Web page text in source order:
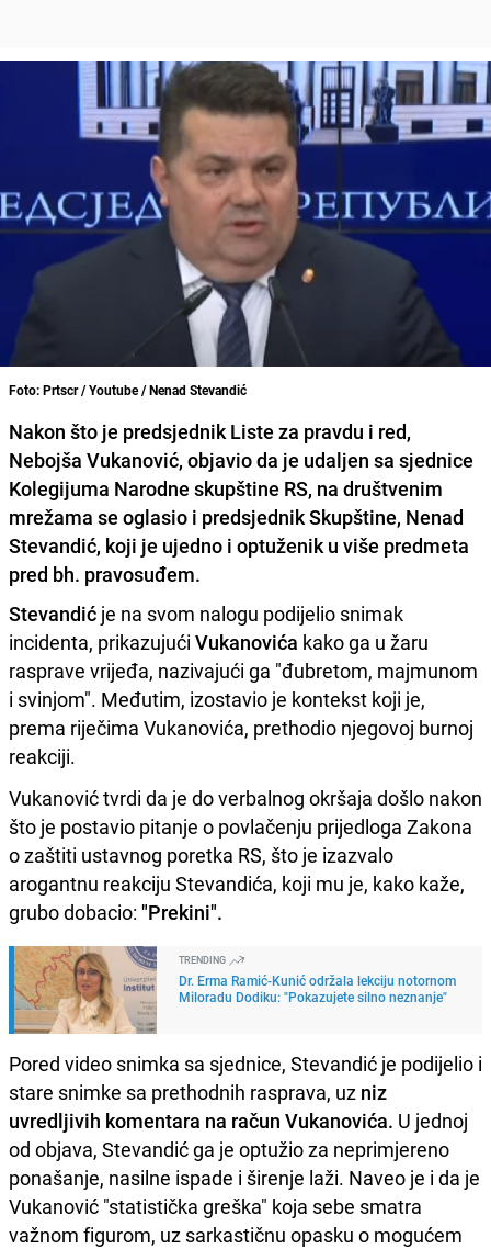
Foto: Prtscr / Youtube / Nenad Stevandić
Nakon što je predsjednik Liste za pravdu i red,
Nebojša Vukanović, objavio da je udaljen sa sjednice
Kolegijuma Narodne skupštine RS, na društvenim
mrežama se oglasio i predsjednik Skupštine, Nenad
Stevandić, koji je ujedno i optuženik u više predmeta
pred bh. pravosuđem.
Stevandić je na svom nalogu podijelio snimak
incidenta, prikazujući Vukanovića kako ga u žaru
rasprave vrijeđa, nazivajući ga "đubretom, majmunom
i svinjom". Međutim, izostavio je kontekst koji je,
prema riječima Vukanovića, prethodio njegovoj burnoj
reakciji.
Vukanović tvrdi da je do verbalnog okršaja došlo nakon
što je postavio pitanje o povlačenju prijedloga Zakona
o zaštiti ustavnog poretka RS, što je izazvalo
arogantnu reakciju Stevandića, koji mu je, kako kaže,
grubo dobacio: "Prekini".
TRENDING
Dr. Erma Ramić-Kunić održala lekciju notornom
Miloradu Dodiku: "Pokazujete silno neznanje"
Pored video snimka sa sjednice, Stevandić je podijelio i
stare snimke sa prethodnih rasprava, uz niz
uvredljivih komentara na račun Vukanovića. U jednoj
od objava, Stevandić ga je optužio za neprimjereno
ponašanje, nasilne ispade i širenje laži. Naveo je i da je
Vukanović "statistička greška" koja sebe smatra
važnom figurom, uz sarkastičnu opasku o mogućem